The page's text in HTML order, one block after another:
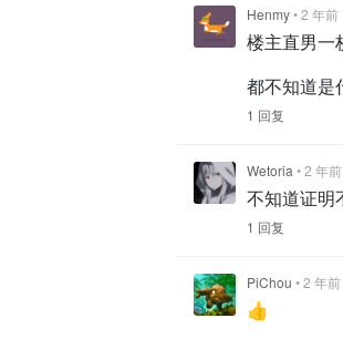
Henmy•2 年前
楼主直男一
都不知道是
1 回复
Wetoria•2 年前
不知道证明
1 回复
PiChou •2 年前
👍